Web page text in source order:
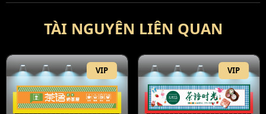
TÀI NGUYÊN LIÊN QUAN
VIP VIP